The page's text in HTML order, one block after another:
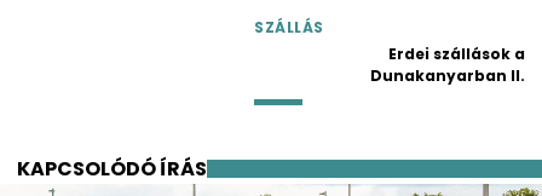
SZÁLLÁS
Erdei szállások a
Dunakanyarban II.
KAPCSOLÓDÓ ÍRÁS